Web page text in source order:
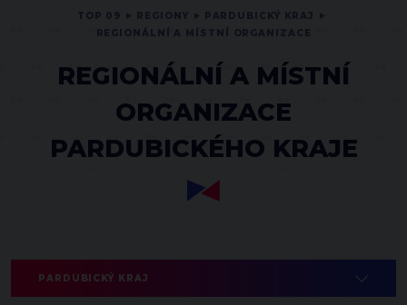
REGIONÁLNÍ A MÍSTNÍ
ORGANIZACE
PARDUBICKÉHO KRAJE
PARDUBICKÝ KRAJ